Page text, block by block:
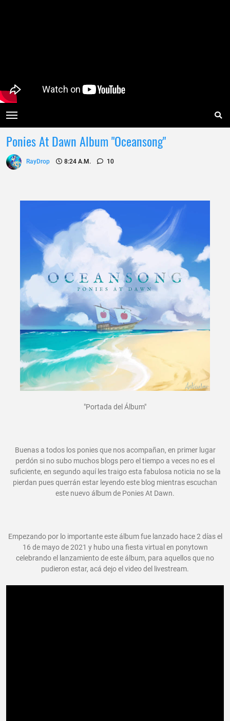
Ponies At Dawn Album "Oceansong"
RayDrop 8:24 A.m. 10
"Portada del Álbum"
Buenas a todos los ponies que nos acompañan, en primer lugar
perdón si no subo muchos blogs pero el tiempo a veces no es el
suficiente, en segundo aquí les traigo esta fabulosa noticia no se la
pierdan pues querrán estar leyendo este blog mientras escuchan
este nuevo álbum de Ponies At Dawn.
Empezando por lo importante este álbum fue lanzado hace 2 días el
16 de mayo de 2021 y hubo una fiesta virtual en ponytown
celebrando el lanzamiento de este álbum, para aquellos que no
pudieron estar, acá dejo el video del livestream.